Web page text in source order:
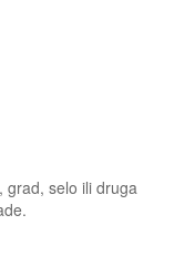
grad, selo ili druga